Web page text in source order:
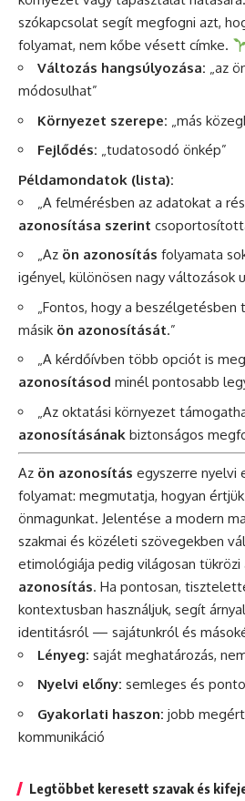
szókapcsolat segít megfogni azt,
folyamat, nem kőbe vésett címke.
Változás hangsúlyozása: „az
módosulhat”
Környezet szerepe: „más
Fejlődés: „tudatosodó önkép”
Példamondatok (lista):
„A felmérésben az adatokat a
azonosítása szerint
„Az ön azonosítás folyamata
igényel, különösen nagy változások
„Fontos, hogy a
másik ön azonosítását.”
„A kérdőívben több opciót is
azonosításod minél pontosabb
„Az oktatási környezet
azonosításának biztonságos
Az ön azonosítás egyszerre nyelvi
folyamat: megmutatja, hogyan
önmagunkat. Jelentése a modern
szakmai és közéleti szövegekben
etimológiája pedig világosan tükrözi
azonosítás. Ha pontosan,
kontextusban használjuk, segít
identitásról — sajátunkról és
Lényeg: saját meghatározás,
Nyelvi előny: semleges és
Gyakorlati haszon: jobb
kommunikáció
Legtöbbet keresett szavak és